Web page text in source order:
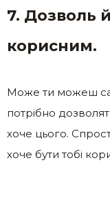
7. Дозволь
корисним.
Може ти можеш
потрібно
хоче цього.
хоче бути тобі